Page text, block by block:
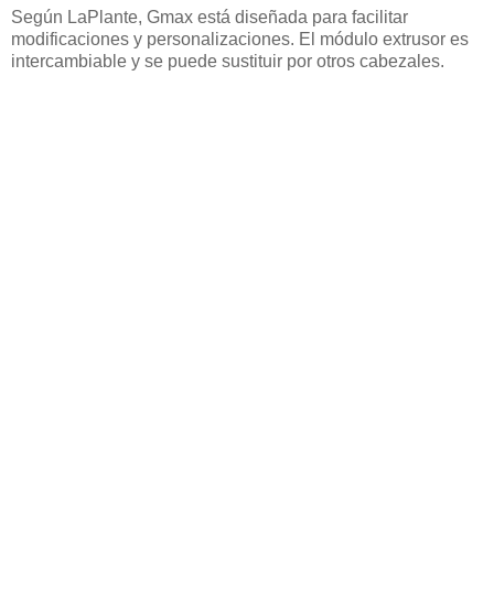
Según LaPlante, Gmax está diseñada para facilitar
modificaciones y personalizaciones. El módulo extrusor es
intercambiable y se puede sustituir por otros cabezales.